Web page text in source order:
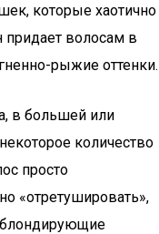
которые хаотично
придает волосам в
рыжие оттенки.
в большей или
количество
просто
«отретушировать»,
блондирующие